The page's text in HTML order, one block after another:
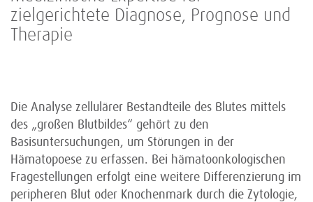
zielgerichtete Diagnose, Prognose und
Therapie
Die Analyse zellulärer Bestandteile des Blutes mittels
des „großen Blutbildes“ gehört zu den
Basisuntersuchungen, um Störungen in der
Hämatopoese zu erfassen. Bei hämatoonkologischen
Fragestellungen erfolgt eine weitere Differenzierung im
peripheren Blut oder Knochenmark durch die Zytologie,